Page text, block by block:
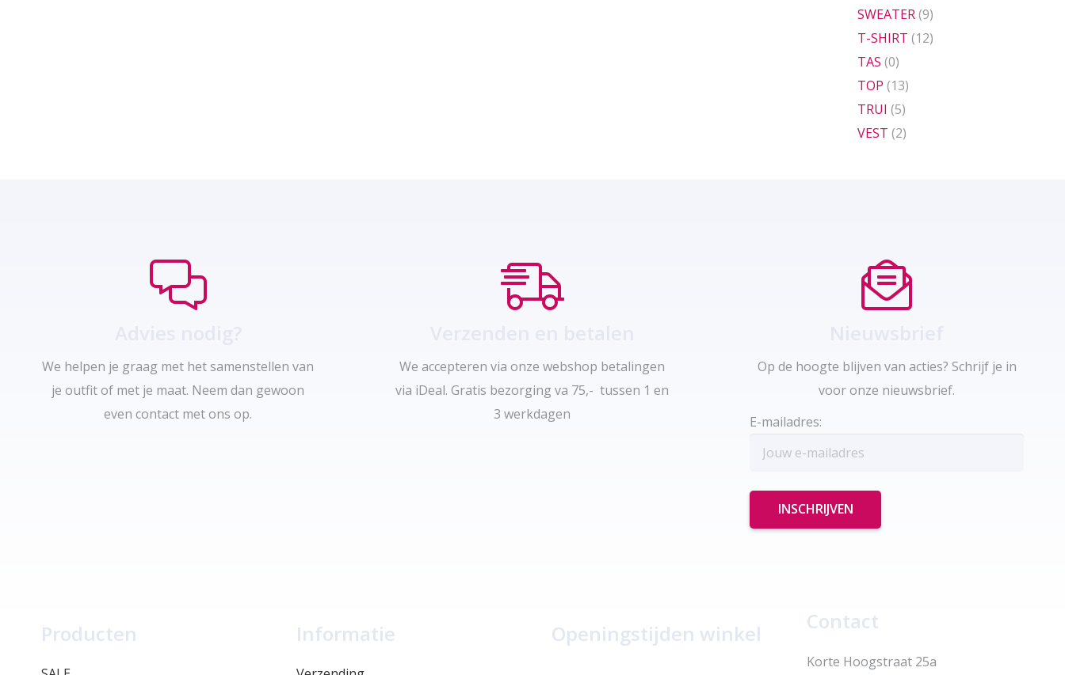
SWEATER(9)
T-SHIRT (12)
TAS (0)
TOP (13)
TRUI (5)
VEST (2)
We helpen je graag met het samenstellen van
je outfit of met je maat. Neem dan gewoon
even contact met ons op.
We accepteren via onze webshop betalingen
via iDeal. Gratis bezorging va 75,- tussen 1 en
3 werkdagen
Op de hoogte blijven van acties? Schrijf je in
voor onze nieuwsbrief.
E-mailadres:
Producten Informatie Openingstijden winkel Contact
Korte Hoogstraat 25a